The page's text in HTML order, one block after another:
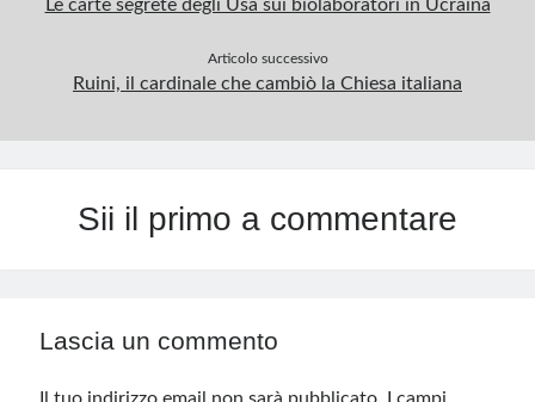
Le carte segrete degli Usa sui biolaboratori in Ucraina
Articolo successivo
Ruini, il cardinale che cambiò la Chiesa italiana
Sii il primo a commentare
Lascia un commento